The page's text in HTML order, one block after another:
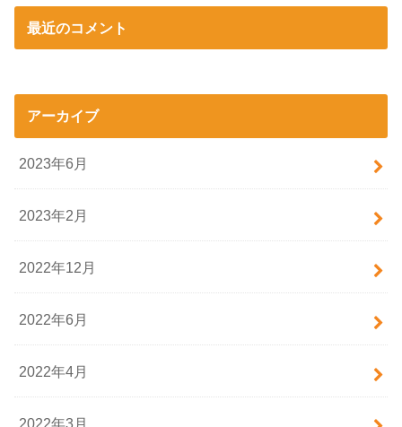
最近のコメント
アーカイブ
2023年6月
2023年2月
2022年12月
2022年6月
2022年4月
2022年3月